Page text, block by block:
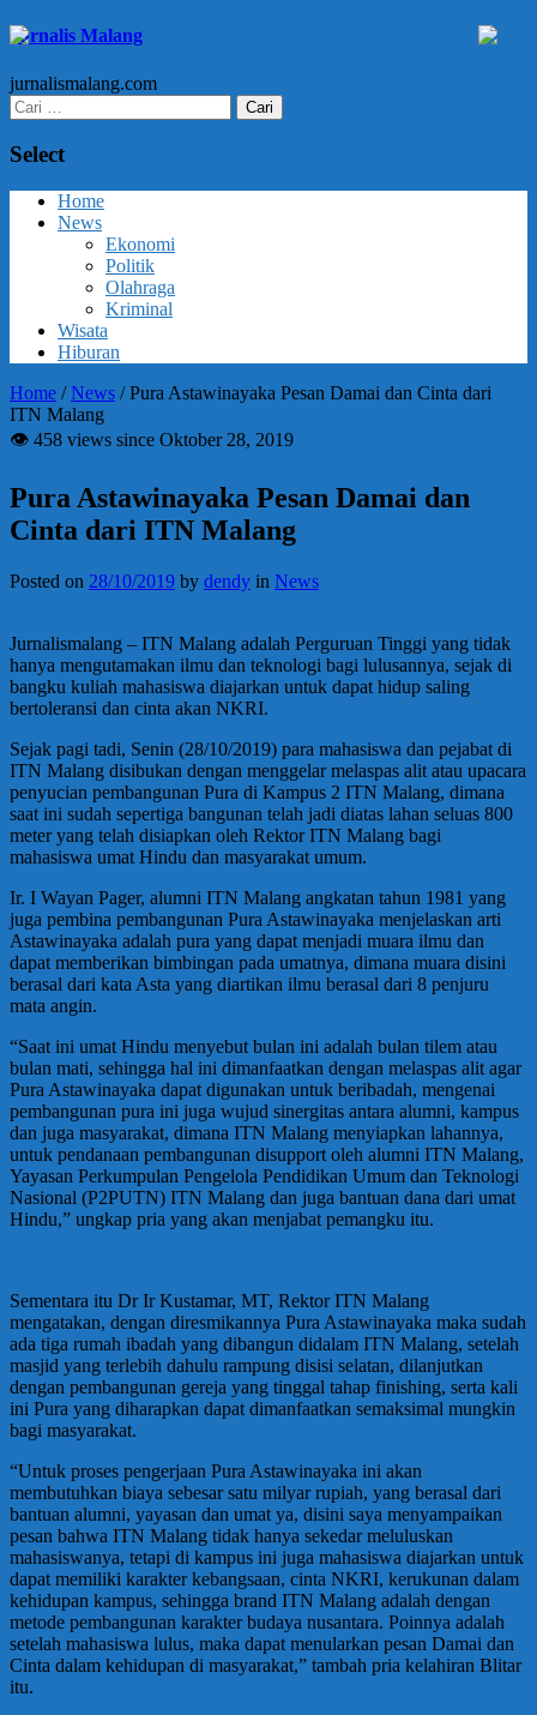
Jurnalis Malang
jurnalismalang.com
Cari
untuk:
Select
Home
News
Ekonomi
Politik
Olahraga
Kriminal
Wisata
Hiburan
Home /News /Pura Astawinayaka Pesan Damai dan Cinta dari
ITN Malang
👁 458 views since Oktober 28, 2019
Pura Astawinayaka Pesan Damai dan
Cinta dari ITN Malang
Posted on 28/10/2019 by dendy in News
Jurnalismalang – ITN Malang adalah Perguruan Tinggi yang tidak
hanya mengutamakan ilmu dan teknologi bagi lulusannya, sejak di
bangku kuliah mahasiswa diajarkan untuk dapat hidup saling
bertoleransi dan cinta akan NKRI.
Sejak pagi tadi, Senin (28/10/2019) para mahasiswa dan pejabat di
ITN Malang disibukan dengan menggelar melaspas alit atau upacara
penyucian pembangunan Pura di Kampus 2 ITN Malang, dimana
saat ini sudah sepertiga bangunan telah jadi diatas lahan seluas 800
meter yang telah disiapkan oleh Rektor ITN Malang bagi
mahasiswa umat Hindu dan masyarakat umum.
Ir. I Wayan Pager, alumni ITN Malang angkatan tahun 1981 yang
juga pembina pembangunan Pura Astawinayaka menjelaskan arti
Astawinayaka adalah pura yang dapat menjadi muara ilmu dan
dapat memberikan bimbingan pada umatnya, dimana muara disini
berasal dari kata Asta yang diartikan ilmu berasal dari 8 penjuru
mata angin.
“Saat ini umat Hindu menyebut bulan ini adalah bulan tilem atau
bulan mati, sehingga hal ini dimanfaatkan dengan melaspas alit agar
Pura Astawinayaka dapat digunakan untuk beribadah, mengenai
pembangunan pura ini juga wujud sinergitas antara alumni, kampus
dan juga masyarakat, dimana ITN Malang menyiapkan lahannya,
untuk pendanaan pembangunan disupport oleh alumni ITN Malang,
Yayasan Perkumpulan Pengelola Pendidikan Umum dan Teknologi
Nasional (P2PUTN) ITN Malang dan juga bantuan dana dari umat
Hindu,” ungkap pria yang akan menjabat pemangku itu.
Sementara itu Dr Ir Kustamar, MT, Rektor ITN Malang
mengatakan, dengan diresmikannya Pura Astawinayaka maka sudah
ada tiga rumah ibadah yang dibangun didalam ITN Malang, setelah
masjid yang terlebih dahulu rampung disisi selatan, dilanjutkan
dengan pembangunan gereja yang tinggal tahap finishing, serta kali
ini Pura yang diharapkan dapat dimanfaatkan semaksimal mungkin
bagi masyarakat.
“Untuk proses pengerjaan Pura Astawinayaka ini akan
membutuhkan biaya sebesar satu milyar rupiah, yang berasal dari
bantuan alumni, yayasan dan umat ya, disini saya menyampaikan
pesan bahwa ITN Malang tidak hanya sekedar meluluskan
mahasiswanya, tetapi di kampus ini juga mahasiswa diajarkan untuk
dapat memiliki karakter kebangsaan, cinta NKRI, kerukunan dalam
kehidupan kampus, sehingga brand ITN Malang adalah dengan
metode pembangunan karakter budaya nusantara. Poinnya adalah
setelah mahasiswa lulus, maka dapat menularkan pesan Damai dan
Cinta dalam kehidupan di masyarakat,” tambah pria kelahiran Blitar
itu.